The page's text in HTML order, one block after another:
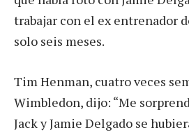
trabajar con el ex entrenador
solo seis meses.
Tim Henman, cuatro veces
Wimbledon, dijo: “Me
Jack y Jamie Delgado se